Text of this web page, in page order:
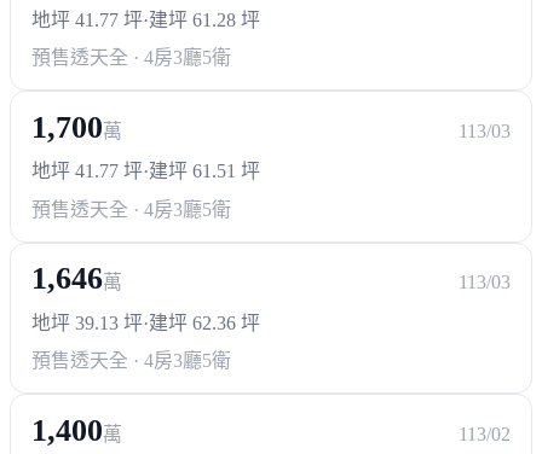
地坪 41.77 坪·建坪 61.28 坪
預售透天全 · 4房3廳5衛
1,700萬
113/03
地坪 41.77 坪·建坪 61.51 坪
預售透天全 · 4房3廳5衛
1,646萬
113/03
地坪 39.13 坪·建坪 62.36 坪
預售透天全 · 4房3廳5衛
1,400萬 113/02